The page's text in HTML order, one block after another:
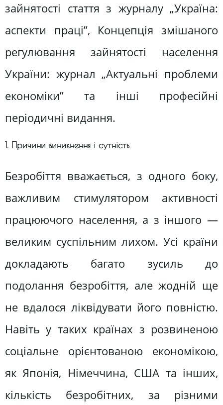
зайнятості стаття з журналу „Україна:
аспекти праці”, Концепція змішаного
регулювання зайнятості населення
України: журнал „Актуальні проблеми
економіки” та інші професійні
періодичні видання.
1. Причини виникнення і сутність
Безробіття вважається, з одного боку,
важливим стимулятором активності
працюючого населення, а з іншого —
великим суспільним лихом. Усі країни
докладають багато зусиль до
подолання безробіття, але жодній ще
не вдалося ліквідувати його повністю.
Навіть у таких країнах з розвиненою
соціальне орієнтованою економікою,
як Японія, Німеччина, США та інших,
кількість безробітних, за різними